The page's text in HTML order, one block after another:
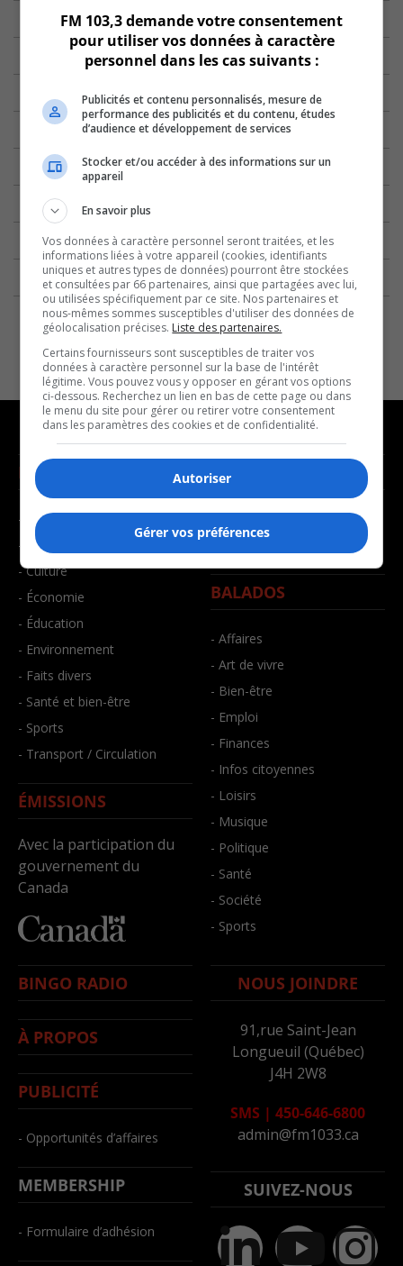
NOUVELLES
- Affaires municipales
- Communauté / Social
- Culture
- Économie
- Éducation
- Environnement
- Faits divers
- Santé et bien-être
- Sports
- Transport / Circulation
ÉMISSIONS
Avec la participation du
gouvernement du
Canada
MUSIQUE
BALADOS
- Affaires
- Art de vivre
- Bien-être
- Emploi
- Finances
- Infos citoyennes
- Loisirs
- Musique
- Politique
- Santé
- Société
- Sports
BINGO RADIO
À PROPOS
PUBLICITÉ
- Opportunités d’affaires
MEMBERSHIP
- Formulaire d’adhésion
NOUS JOINDRE
91,rue Saint-Jean
Longueuil (Québec)
J4H 2W8
SMS | 450-646-6800
admin@fm1033.ca
SUIVEZ-NOUS
FM 103,3 demande votre consentement
pour utiliser vos données à caractère
personnel dans les cas suivants :
Publicités et contenu personnalisés, mesure de
performance des publicités et du contenu, études
d’audience et développement de services
Stocker et/ou accéder à des informations sur un
appareil
En savoir plus
Vos données à caractère personnel seront traitées, et les
informations liées à votre appareil (cookies, identifiants
uniques et autres types de données) pourront être stockées
et consultées par 66 partenaires, ainsi que partagées avec lui,
ou utilisées spécifiquement par ce site. Nos partenaires et
nous-mêmes sommes susceptibles d'utiliser des données de
géolocalisation précises. Liste des partenaires.
Certains fournisseurs sont susceptibles de traiter vos
données à caractère personnel sur la base de l'intérêt
légitime. Vous pouvez vous y opposer en gérant vos options
ci-dessous. Recherchez un lien en bas de cette page ou dans
le menu du site pour gérer ou retirer votre consentement
dans les paramètres des cookies et de confidentialité.
Autoriser
Gérer vos préférences